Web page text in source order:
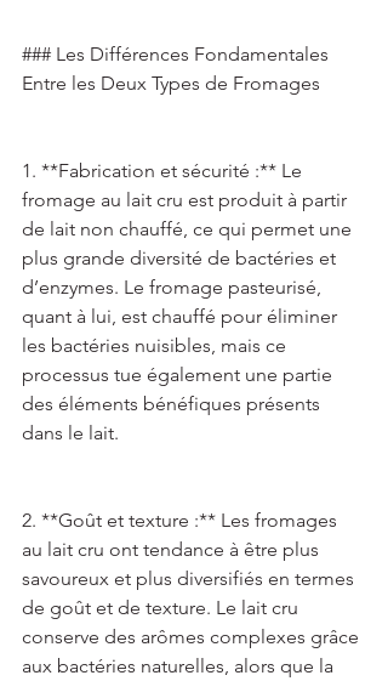
### Les Différences Fondamentales
Entre les Deux Types de Fromages
1. **Fabrication et sécurité :** Le
fromage au lait cru est produit à partir
de lait non chauffé, ce qui permet une
plus grande diversité de bactéries et
d’enzymes. Le fromage pasteurisé,
quant à lui, est chauffé pour éliminer
les bactéries nuisibles, mais ce
processus tue également une partie
des éléments bénéfiques présents
dans le lait.
2. **Goût et texture :** Les fromages
au lait cru ont tendance à être plus
savoureux et plus diversifiés en termes
de goût et de texture. Le lait cru
conserve des arômes complexes grâce
aux bactéries naturelles, alors que la